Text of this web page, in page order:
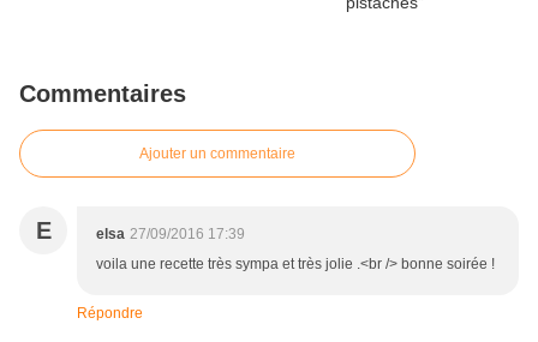
Commentaires
Ajouter un commentaire
E elsa 27/09/2016 17:39
voila une recette très sympa et très jolie .<br /> bonne soirée !
Répondre